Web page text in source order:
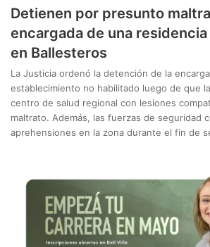
Detienen por presunto
encargada de una
en Ballesteros
La Justicia ordenó la detención de la
establecimiento no habilitado luego de que
centro de salud regional con lesiones
maltrato. Además, las fuerzas de seguridad
aprehensiones en la zona durante el fin de